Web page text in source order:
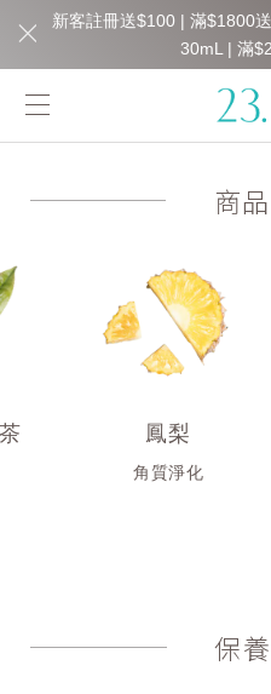
商
鳳梨
角質淨化
保
新客註冊送$100 | 滿$1800
30mL | 滿